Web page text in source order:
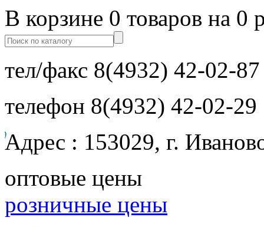
В корзине 0 товаров на 0
тел/факс 8(4932) 42-02-87
телефон 8(4932) 42-02-29
Адрес : 153029, г.
оптовые цены
розничные цены